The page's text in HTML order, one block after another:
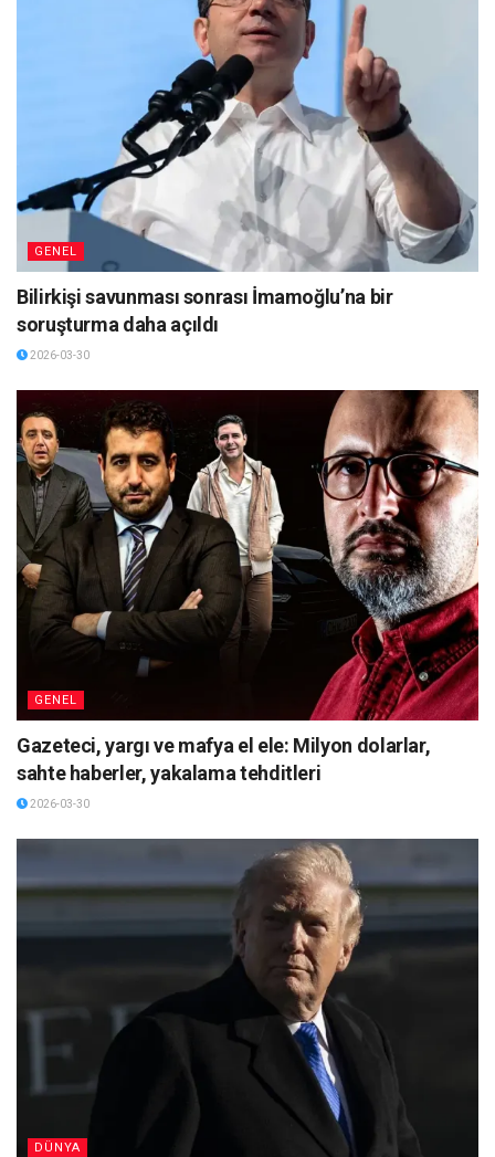
GENEL
Bilirkişi savunması sonrası İmamoğlu’na bir
soruşturma daha açıldı
2026-03-30
GENEL
Gazeteci, yargı ve mafya el ele: Milyon dolarlar,
sahte haberler, yakalama tehditleri
2026-03-30
DÜNYA